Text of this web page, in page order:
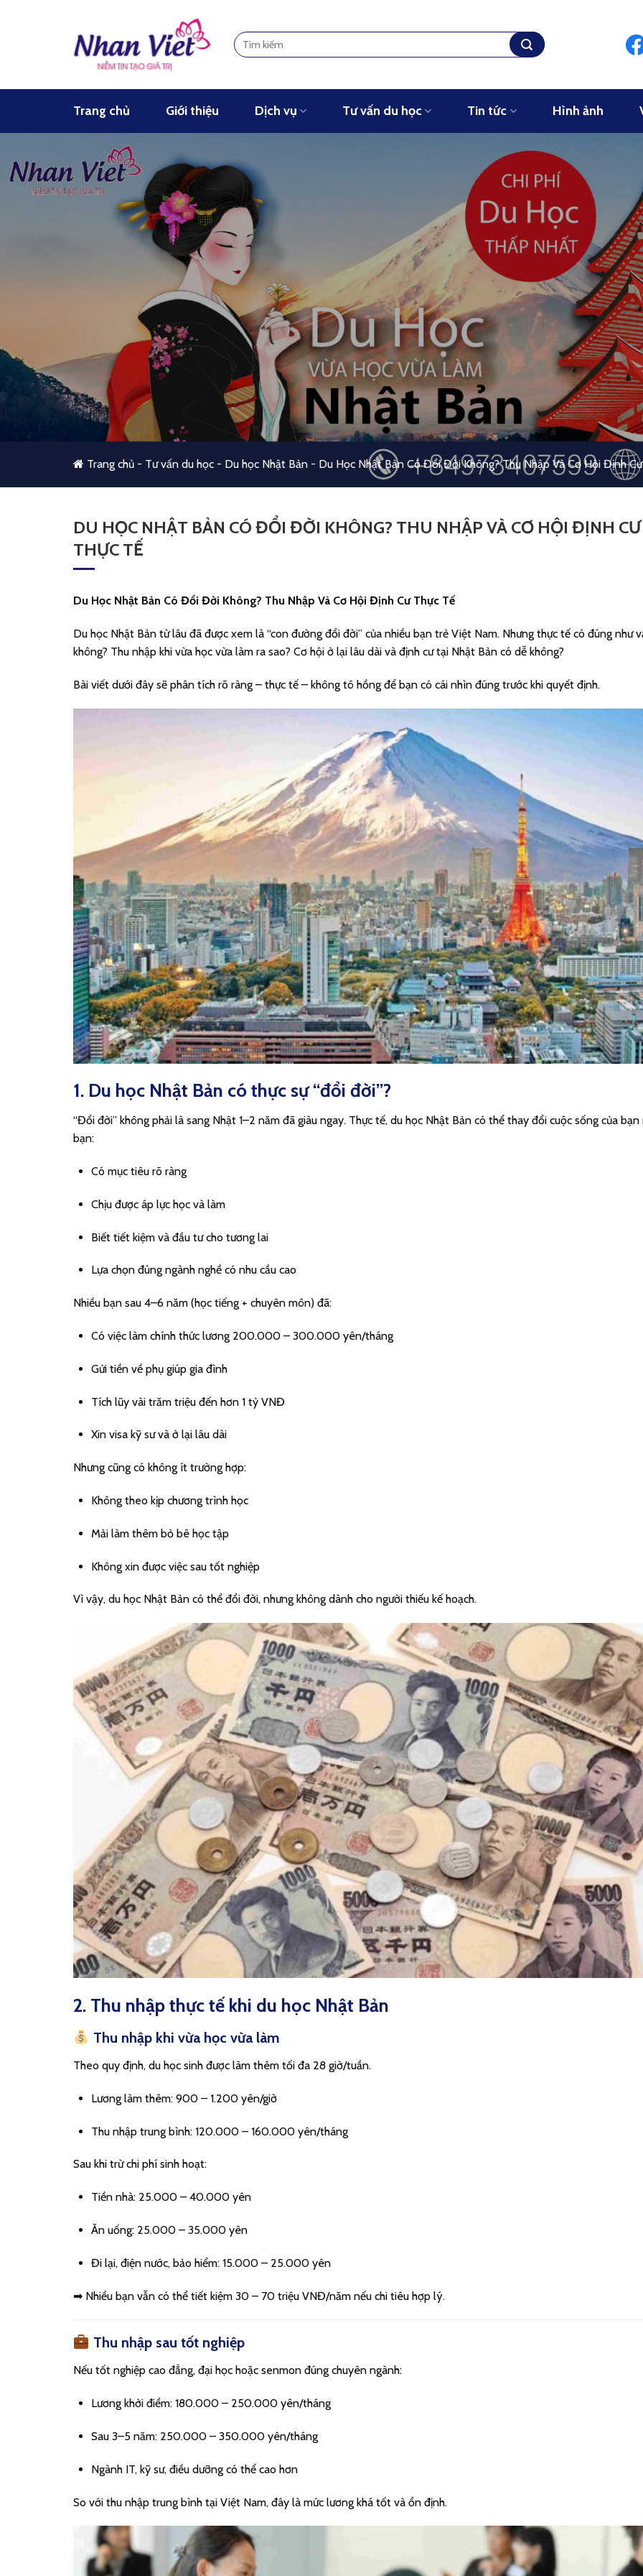
Trang chủ Giới thiệu Dịch vụ Tư vấn du học Tin tức Hình ảnh
Trang chủ - Tư vấn du học - Du học Nhật Bản - Du Học Nhật Bản Có Đổi Đời Không? Thu Nhập Và Cơ Hội Định
DU HỌC NHẬT BẢN CÓ ĐỔI ĐỜI KHÔNG? THU NHẬP VÀ CƠ HỘI ĐỊNH CƯ
THỰC TẾ
Du Học Nhật Bản Có Đổi Đời Không? Thu Nhập Và Cơ Hội Định Cư Thực Tế
Du học Nhật Bản từ lâu đã được xem là “con đường đổi đời” của nhiều bạn trẻ Việt Nam. Nhưng thực tế có đúng như
không? Thu nhập khi vừa học vừa làm ra sao? Cơ hội ở lại lâu dài và định cư tại Nhật Bản có dễ không?
Bài viết dưới đây sẽ phân tích rõ ràng – thực tế – không tô hồng để bạn có cái nhìn đúng trước khi quyết định.
1. Du học Nhật Bản có thực sự “đổi đời”?
“Đổi đời” không phải là sang Nhật 1–2 năm đã giàu ngay. Thực tế, du học Nhật Bản có thể thay đổi cuộc sống của bạn
bạn:
Có mục tiêu rõ ràng
Chịu được áp lực học và làm
Biết tiết kiệm và đầu tư cho tương lai
Lựa chọn đúng ngành nghề có nhu cầu cao
Nhiều bạn sau 4–6 năm (học tiếng + chuyên môn) đã:
Có việc làm chính thức lương 200.000 – 300.000 yên/tháng
Gửi tiền về phụ giúp gia đình
Tích lũy vài trăm triệu đến hơn 1 tỷ VNĐ
Xin visa kỹ sư và ở lại lâu dài
Nhưng cũng có không ít trường hợp:
Không theo kịp chương trình học
Mải làm thêm bỏ bê học tập
Không xin được việc sau tốt nghiệp
Vì vậy, du học Nhật Bản có thể đổi đời, nhưng không dành cho người thiếu kế hoạch.
2. Thu nhập thực tế khi du học Nhật Bản
Thu nhập khi vừa học vừa làm
Theo quy định, du học sinh được làm thêm tối đa 28 giờ/tuần.
Lương làm thêm: 900 – 1.200 yên/giờ
Thu nhập trung bình: 120.000 – 160.000 yên/tháng
Sau khi trừ chi phí sinh hoạt:
Tiền nhà: 25.000 – 40.000 yên
Ăn uống: 25.000 – 35.000 yên
Đi lại, điện nước, bảo hiểm: 15.000 – 25.000 yên
➡ Nhiều bạn vẫn có thể tiết kiệm 30 – 70 triệu VNĐ/năm nếu chi tiêu hợp lý.
Thu nhập sau tốt nghiệp
Nếu tốt nghiệp cao đẳng, đại học hoặc senmon đúng chuyên ngành:
Lương khởi điểm: 180.000 – 250.000 yên/tháng
Sau 3–5 năm: 250.000 – 350.000 yên/tháng
Ngành IT, kỹ sư, điều dưỡng có thể cao hơn
So với thu nhập trung bình tại Việt Nam, đây là mức lương khá tốt và ổn định.